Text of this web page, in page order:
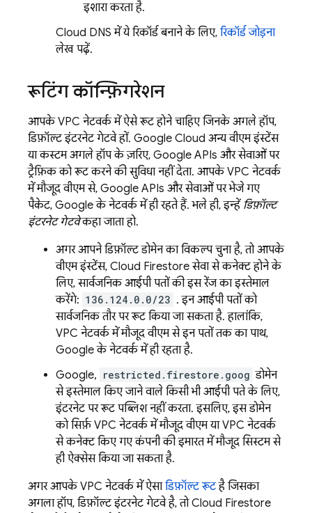
इशारा करता है.
Cloud DNS में ये रिकॉर्ड बनाने के लिए, रिकॉर्ड जोड़ना
लेख पढ़ें.
रूटिंग कॉन्फ़िगरेशन
आपके VPC नेटवर्क में ऐसे रूट होने चाहिए जिनके अगले हॉप,
डिफ़ॉल्ट इंटरनेट गेटवे हों. Google Cloud अन्य वीएम इंस्टेंस
या कस्टम अगले हॉप के ज़रिए, Google APIs और सेवाओं पर
ट्रैफ़िक को रूट करने की सुविधा नहीं देता. आपके VPC नेटवर्क
में मौजूद वीएम से, Google APIs और सेवाओं पर भेजे गए
पैकेट, Google के नेटवर्क में ही रहते हैं. भले ही, इन्हें डिफ़ॉल्ट
इंटरनेट गेटवेकहा जाता हो.
अगर आपने डिफ़ॉल्ट डोमेन का विकल्प चुना है, तो आपके
वीएम इंस्टेंस, Cloud Firestoreसेवा से कनेक्ट होने के
लिए, सार्वजनिक आईपी पतों की इस रेंज का इस्तेमाल
करेंगे: 136.124.0.0/23 . इन आईपी पतों को
सार्वजनिक तौर पर रूट किया जा सकता है. हालांकि,
VPC नेटवर्क में मौजूद वीएम से इन पतों तक का पाथ,
Google के नेटवर्क में ही रहता है.
Google, restricted.firestore.goog डोमेन
से इस्तेमाल किए जाने वाले किसी भी आईपी पते के लिए,
इंटरनेट पर रूट पब्लिश नहीं करता. इसलिए, इस डोमेन
को सिर्फ़ VPC नेटवर्क में मौजूद वीएम या VPC नेटवर्क
से कनेक्ट किए गए कंपनी की इमारत में मौजूद सिस्टम से
ही ऐक्सेस किया जा सकता है.
अगर आपके VPC नेटवर्क में ऐसाडिफ़ॉल्ट रूटहै जिसका
अगला हॉप, डिफ़ॉल्ट इंटरनेट गेटवे है, तोCloud Firestore